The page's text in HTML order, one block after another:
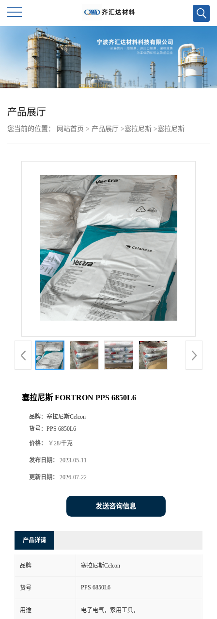
首
页
公
品
厅
系
产品展厅
您当前的位置： 网站首页 > 产品展厅 >塞拉尼斯 >塞拉尼斯
塞拉尼斯 FORTRON PPS 6850L6
品牌： 塞拉尼斯Celcon
货号： PPS 6850L6
价格： ￥28/千克
发布日期： 2023-05-11
更新日期： 2026-07-22
发送咨询信息
产品详请
品牌 塞拉尼斯Celcon
货号 PPS 6850L6
用途 电子电气，家用工具，